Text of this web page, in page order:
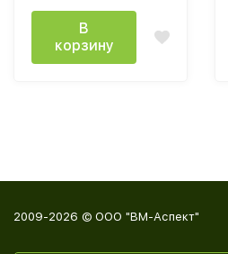
В
корзину
2009-2026 © ООО "ВМ-Аспект"